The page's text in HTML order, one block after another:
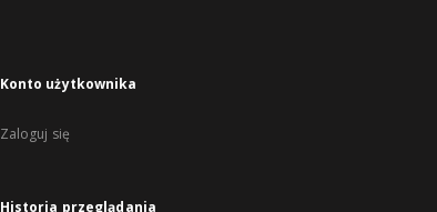
Konto użytkownika
Zaloguj się
Historia przeglądania